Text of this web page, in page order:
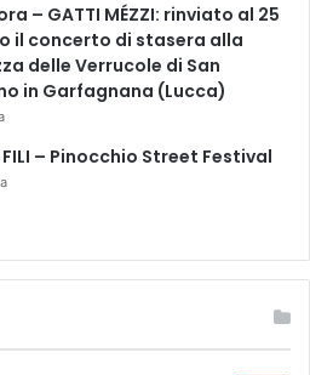
– GATTI MÉZZI: rinviato al 25
il concerto di stasera alla
delle Verrucole di San
in Garfagnana (Lucca)
FILI – Pinocchio Street Festival